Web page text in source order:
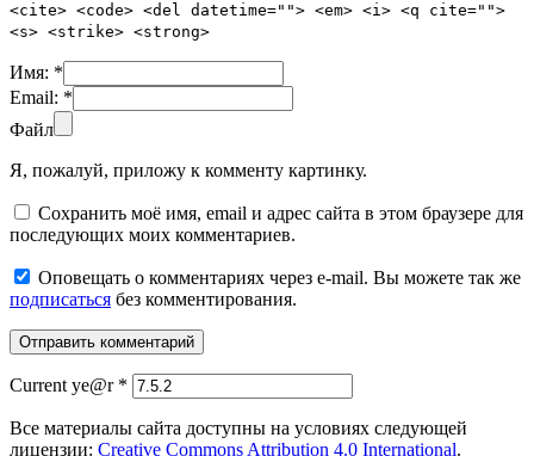
<cite> <code> <del datetime=""> <em> <i> <q cite="">
<s> <strike> <strong>
Имя: *
Email: *
Файл
Я, пожалуй, приложу к комменту картинку.
Сохранить моё имя, email и адрес сайта в этом браузере для
последующих моих комментариев.
Оповещать о комментариях через e-mail. Вы можете так же
подписаться без комментирования.
Current ye@r *
Все материалы сайта доступны на условиях следующей
лицензии: Creative Commons Attribution 4.0 International.